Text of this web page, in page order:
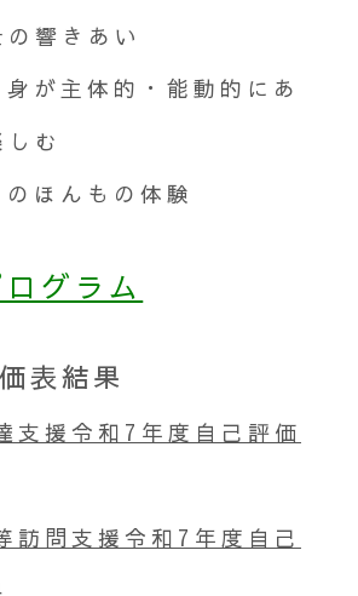
響きあい
が主体的・能動的にあ
む
ほんもの体験
グラム
表結果
支援令和7年度自己評価
訪問支援令和7年度自己